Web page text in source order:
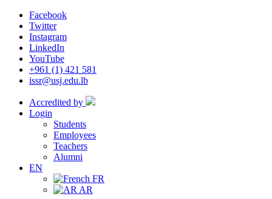
Facebook
Twitter
Instagram
LinkedIn
YouTube
+961 (1) 421 581
issr@usj.edu.lb
Accredited by
Login
Students
Employees
Teachers
Alumni
EN
FR
AR